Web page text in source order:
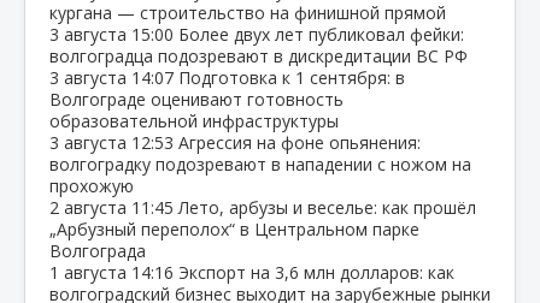
кургана — строительство на финишной прямой
3 августа 15:00 Более двух лет публиковал фейки:
волгоградца подозревают в дискредитации ВС РФ
3 августа 14:07 Подготовка к 1 сентября: в
Волгограде оценивают готовность
образовательной инфраструктуры
3 августа 12:53 Агрессия на фоне опьянения:
волгоградку подозревают в нападении с ножом на
прохожую
2 августа 11:45 Лето, арбузы и веселье: как прошёл
„Арбузный переполох“ в Центральном парке
Волгограда
1 августа 14:16 Экспорт на 3,6 млн долларов: как
волгоградский бизнес выходит на зарубежные рынки